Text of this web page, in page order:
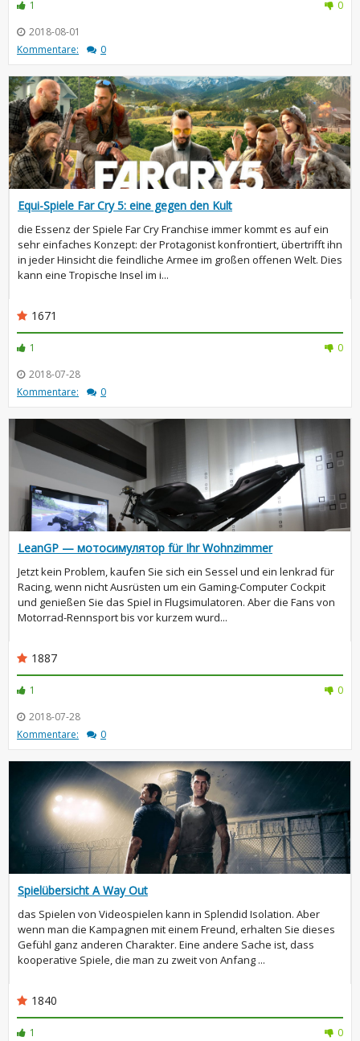
1
0
2018-08-01
Kommentare:
0
Equi-Spiele Far Cry 5: eine gegen den Kult
die Essenz der Spiele Far Cry Franchise immer kommt es auf ein
sehr einfaches Konzept: der Protagonist konfrontiert, übertrifft ihn
in jeder Hinsicht die feindliche Armee im großen offenen Welt. Dies
kann eine Tropische Insel im i...
1671
1
0
2018-07-28
Kommentare:
0
LeanGP — мотосимулятор für Ihr Wohnzimmer
Jetzt kein Problem, kaufen Sie sich ein Sessel und ein lenkrad für
Racing, wenn nicht Ausrüsten um ein Gaming-Computer Cockpit
und genießen Sie das Spiel in Flugsimulatoren. Aber die Fans von
Motorrad-Rennsport bis vor kurzem wurd...
1887
1
0
2018-07-28
Kommentare:
0
Spielübersicht A Way Out
das Spielen von Videospielen kann in Splendid Isolation. Aber
wenn man die Kampagnen mit einem Freund, erhalten Sie dieses
Gefühl ganz anderen Charakter. Eine andere Sache ist, dass
kooperative Spiele, die man zu zweit von Anfang ...
1840
1
0